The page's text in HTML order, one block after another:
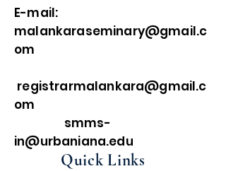
E-mail:
malankaraseminary@gmail.c
om
registrarmalankara@gmail.c
om
smms-
in@urbaniana.edu
Quick Links